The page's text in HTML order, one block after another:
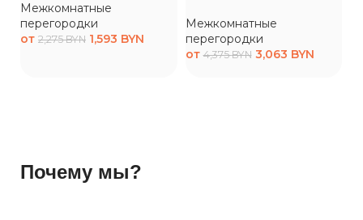
Межкомнатные
перегородки
от 2,275BYN 1,593 BYN
Межкомнатные
перегородки
от 4,375BYN 3,063 BYN
Почему мы?